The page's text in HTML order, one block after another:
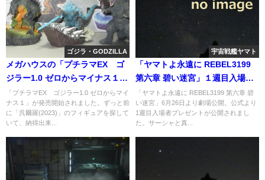
ゴジラ・GODZILLA
メガハウスの「プチラマEX ゴ
ジラー1.0 ゼロからマイナス１」
が着弾
「プチラマEX ゴジラー1.0 ゼロからマイ
ナス１」が発売開始されました。ずっと前
に「呉爾羅(2023)」のフィギュアを探して
いて、納得出来...
宇宙戦艦ヤマト
「ヤマトよ永遠に REBEL3199
第六章 碧い迷宮」１週目入場者
プレゼントが公開
「ヤマトよ永遠に REBEL3199 第六章 碧
い迷宮」6月26日より劇場公開。公式より
1週目入場者プレゼントが公開されまし
た。サーシャと真...